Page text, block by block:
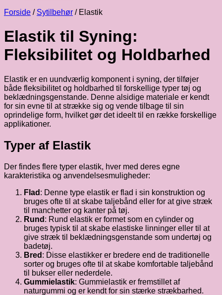
Forside / Sytilbehør /Elastik
Elastik til Syning:
Fleksibilitet og Holdbarhed
Elastik er en uundværlig komponent i syning, der tilføjer
både fleksibilitet og holdbarhed til forskellige typer tøj og
beklædningsgenstande. Denne alsidige materiale er kendt
for sin evne til at strække sig og vende tilbage til sin
oprindelige form, hvilket gør det ideelt til en række forskellige
applikationer.
Typer af Elastik
Der findes flere typer elastik, hver med deres egne
karakteristika og anvendelsesmuligheder:
Flad : Denne type elastik er flad i sin konstruktion og
bruges ofte til at skabe taljebånd eller for at give stræk
til manchetter og kanter på tøj.
Rund : Rund elastik er formet som en cylinder og
bruges typisk til at skabe elastiske linninger eller til at
give stræk til beklædningsgenstande som undertøj og
badetøj.
Bred : Disse elastikker er bredere end de traditionelle
sorter og bruges ofte til at skabe komfortable taljebånd
til bukser eller nederdele.
Gummielastik: Gummielastik er fremstillet af
naturgummi og er kendt for sin stærke strækbarhed.